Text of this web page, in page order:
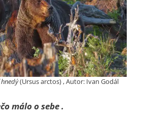
(Ursus arctos) , Autor: Ivan Godál
málo o sebe .